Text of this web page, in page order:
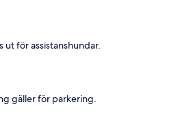
ut för assistanshundar.
gäller för parkering.